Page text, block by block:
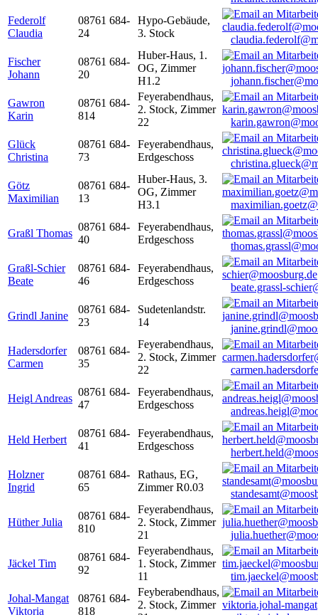
Federolf
Claudia
08761 684-
24
Hypo-Gebäude,
3. Stock
Fischer
Johann
08761 684-
20
Huber-Haus, 1.
OG, Zimmer
H1.2
Gawron
Karin
08761 684-
814
Feyerabendhaus,
2. Stock, Zimmer
22
Glück
Christina
08761 684-
73
Feyerabendhaus,
Erdgeschoss
Götz
Maximilian
08761 684-
13
Huber-Haus, 3.
OG, Zimmer
H3.1
Graßl Thomas
08761 684-
40
Feyerabendhaus,
Erdgeschoss
Graßl-Schier
Beate
08761 684-
46
Feyerabendhaus,
Erdgeschoss
beate.grassl-
Grindl Janine
08761 684-
23
Sudetenlandstr.
14
Hadersdorfer
Carmen
08761 684-
35
Feyerabendhaus,
2. Stock, Zimmer
22
Heigl Andreas
08761 684-
47
Feyerabendhaus,
Erdgeschoss
Held Herbert
08761 684-
41
Feyerabendhaus,
Erdgeschoss
Holzner
Ingrid
08761 684-
65
Rathaus, EG,
Zimmer R0.03
Hüther Julia
08761 684-
810
Feyerabendhaus,
2. Stock, Zimmer
21
Jäckel Tim
08761 684-
92
Feyerabendhaus,
1. Stock, Zimmer
11
Johal-Mangat
Viktoria
08761 684-
818
Feyberabendhaus,
2. Stock, Zimmer